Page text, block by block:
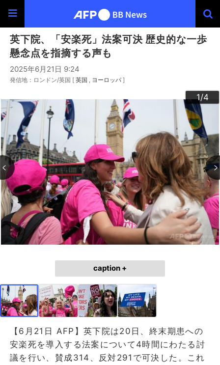
英下院、「安楽死」法案可決 歴史的な一歩
懸念点を指摘する声も
2025年6月21日 9:24
発信地：ロンドン/英国 [ 英国 ヨーロッパ ]
1/4
2/4
3/4
4/4
caption +
【6月21日 AFP】英下院は20日、終末期患への
安楽死を導入する法案について4時間にわたる討
議を行い、賛成314、反対291で可決した。これ